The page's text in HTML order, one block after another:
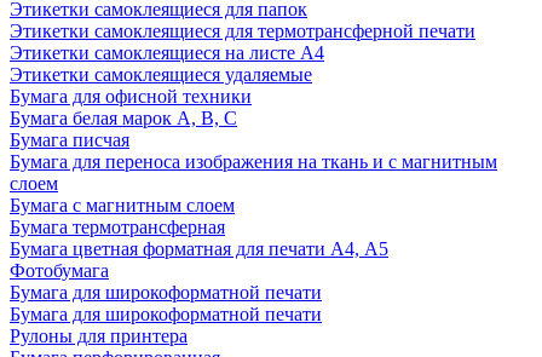
Этикетки самоклеящиеся для папок
Этикетки самоклеящиеся для термотрансферной печати
Этикетки самоклеящиеся на листе А4
Этикетки самоклеящиеся удаляемые
Бумага для офисной техники
Бумага белая марок А, В, С
Бумага писчая
Бумага для переноса изображения на ткань и с магнитным
слоем
Бумага с магнитным слоем
Бумага термотрансферная
Бумага цветная форматная для печати А4, А5
Фотобумага
Бумага для широкоформатной печати
Бумага для широкоформатной печати
Рулоны для принтера